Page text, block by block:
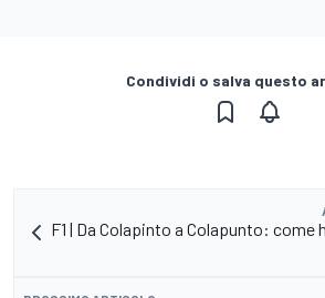
Condividi o salva questo
F1 | Da Colapinto a Colapunto: come